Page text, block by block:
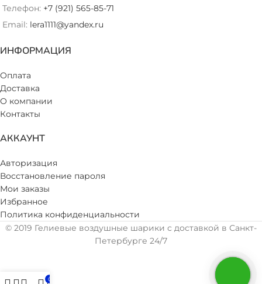
Телефон: +7 (921) 565-85-71
Email: lera1111@yandex.ru
ИНФОРМАЦИЯ
Оплата
Доставка
О компании
Контакты
АККАУНТ
Авторизация
Восстановление пароля
Мои заказы
Избранное
Политика конфиденциальности
© 2019 Гелиевые воздушные шарики с доставкой в Санкт-
Петербурге 24/7
0